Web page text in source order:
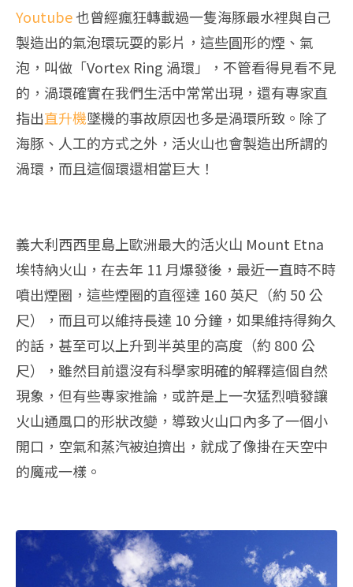
Youtube也曾經瘋狂轉載過一隻海豚最水裡與自己
製造出的氣泡環玩耍的影片，這些圓形的煙、氣
泡，叫做「Vortex Ring 渦環」，不管看得見看不見
的，渦環確實在我們生活中常常出現，還有專家直
指出直升機墜機的事故原因也多是渦環所致。除了
海豚、人工的方式之外，活火山也會製造出所謂的
渦環，而且這個環還相當巨大！
義大利西西里島上歐洲最大的活火山 Mount Etna
埃特納火山，在去年 11 月爆發後，最近一直時不時
噴出煙圈，這些煙圈的直徑達 160 英尺（約 50 公
尺），而且可以維持長達 10 分鐘，如果維持得夠久
的話，甚至可以上升到半英里的高度（約 800 公
尺），雖然目前還沒有科學家明確的解釋這個自然
現象，但有些專家推論，或許是上一次猛烈噴發讓
火山通風口的形狀改變，導致火山口內多了一個小
開口，空氣和蒸汽被迫擠出，就成了像掛在天空中
的魔戒一樣。